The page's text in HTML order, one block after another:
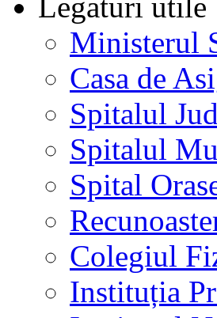
Ministerul
Casa de
Spitalul
Spitalul
Spital
Colegiul
Instituția